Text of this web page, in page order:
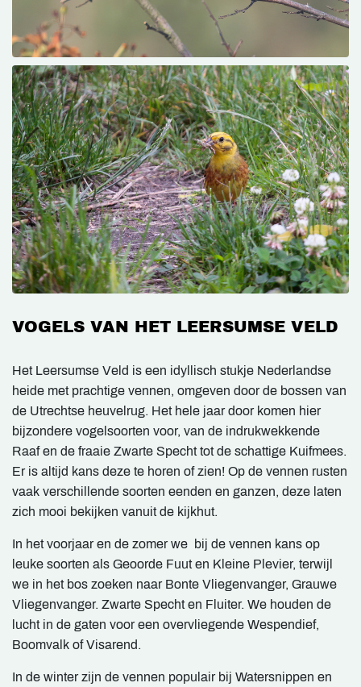
VOGELS VAN HET LEERSUMSE VELD
Het Leersumse Veld is een idyllisch stukje Nederlandse
heide met prachtige vennen, omgeven door de bossen van
de Utrechtse heuvelrug. Het hele jaar door komen hier
bijzondere vogelsoorten voor, van de indrukwekkende
Raaf en de fraaie Zwarte Specht tot de schattige Kuifmees.
Er is altijd kans deze te horen of zien! Op de vennen rusten
vaak verschillende soorten eenden en ganzen, deze laten
zich mooi bekijken vanuit de kijkhut.
In het voorjaar en de zomer we bij de vennen kans op
leuke soorten als Geoorde Fuut en Kleine Plevier, terwijl
we in het bos zoeken naar Bonte Vliegenvanger, Grauwe
Vliegenvanger. Zwarte Specht en Fluiter. We houden de
lucht in de gaten voor een overvliegende Wespendief,
Boomvalk of Visarend.
In de winter zijn de vennen populair bij Watersnippen en